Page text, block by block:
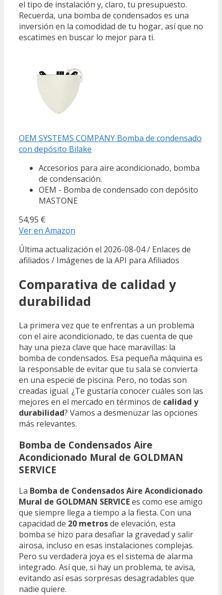
el tipo de instalación y, claro, tu presupuesto.
Recuerda, una bomba de condensados es una
inversión en la comodidad de tu hogar, así que no
escatimes en buscar lo mejor para ti.
OEM SYSTEMS COMPANY Bomba de condensado
con depósito Bilake
Accesorios para aire acondicionado, bomba
de condensación.
OEM - Bomba de condensado con depósito
MASTONE
54,95 €
Ver en Amazon
Última actualización el 2026-08-04 / Enlaces de
afiliados / Imágenes de la API para Afiliados
Comparativa de calidad y
durabilidad
La primera vez que te enfrentas a un problema
con el aire acondicionado, te das cuenta de que
hay una pieza clave que hace maravillas: la
bomba de condensados. Esa pequeña máquina es
la responsable de evitar que tu sala se convierta
en una especie de piscina. Pero, no todas son
creadas igual. ¿Te gustaría conocer cuáles son las
mejores en el mercado en términos de calidad y
durabilidad? Vamos a desmenuzar las opciones
más relevantes.
Bomba de Condensados Aire
Acondicionado Mural de GOLDMAN
SERVICE
La Bomba de Condensados Aire Acondicionado
Mural de GOLDMAN SERVICEes como ese amigo
que siempre llega a tiempo a la fiesta. Con una
capacidad de 20 metrosde elevación, esta
bomba se hizo para desafiar la gravedad y salir
airosa, incluso en esas instalaciones complejas.
Pero su verdadera joya es el sistema de alarma
integrado. Así que, si hay un problema, te avisa,
evitando así esas sorpresas desagradables que
nadie quiere.